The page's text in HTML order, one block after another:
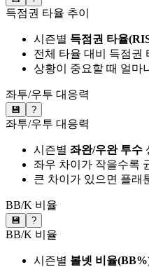
득점권 타율 추이
시즌별 득점권 타율
전체 타율 대비 득점권
상황이 중요할 때 얼마
좌투/우투 대응력
💾 ?
좌투/우투 대응력
시즌별 좌완/우완 투수
좌우 차이가 작을수록
큰 차이가 있으면 플래
BB/K 비율
💾 ?
BB/K 비율
시즌별 볼넷 비율